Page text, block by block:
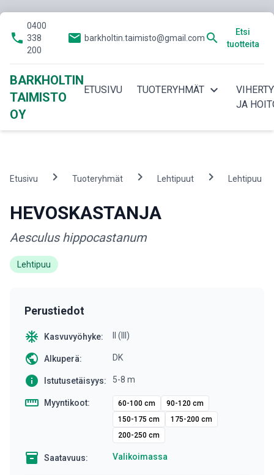
phone
0400
338
200
email barkholtin.taimisto@gmail.com search
Etsi
tuotteita
BARKHOLTIN
TAIMISTO
OY
ETUSIVU TUOTERYHMÄT expand_more
JA
Etusivu chevron_right Tuoteryhmät chevron_right Lehtipuut chevron_right Lehtipuu
HEVOSKASTANJA
Aesculus hippocastanum
Lehtipuu
Perustiedot
ac_unit Kasvuvyöhyke: II (III)
public Alkuperä: DK
info Istutusetäisyys: 5-8 m
straighten Myyntikoot: 60-100 cm
90-120 cm
150-175 cm
175-200 cm
200-250 cm
inventory Saatavuus: Valikoimassa